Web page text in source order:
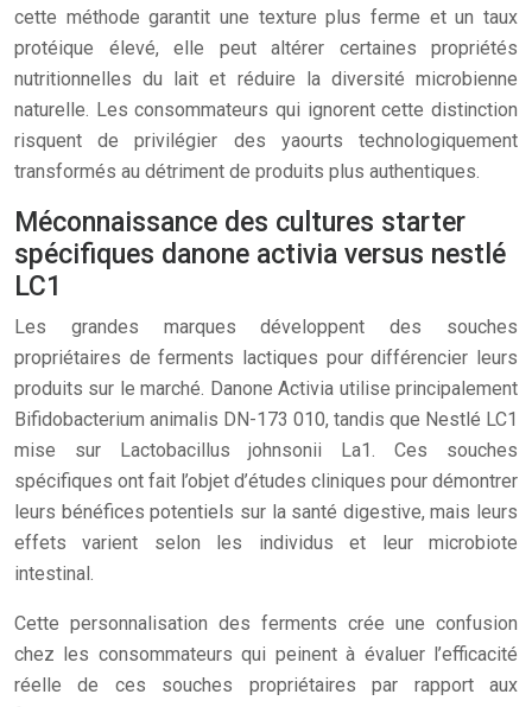
cette méthode garantit une texture plus ferme et un taux
protéique élevé, elle peut altérer certaines propriétés
nutritionnelles du lait et réduire la diversité microbienne
naturelle. Les consommateurs qui ignorent cette distinction
risquent de privilégier des yaourts technologiquement
transformés au détriment de produits plus authentiques.
Méconnaissance des cultures starter
spécifiques danone activia versus nestlé
LC1
Les grandes marques développent des souches
propriétaires de ferments lactiques pour différencier leurs
produits sur le marché. Danone Activia utilise principalement
Bifidobacterium animalis DN-173 010, tandis que Nestlé LC1
mise sur Lactobacillus johnsonii La1. Ces souches
spécifiques ont fait l’objet d’études cliniques pour démontrer
leurs bénéfices potentiels sur la santé digestive, mais leurs
effets varient selon les individus et leur microbiote
intestinal.
Cette personnalisation des ferments crée une confusion
chez les consommateurs qui peinent à évaluer l’efficacité
réelle de ces souches propriétaires par rapport aux